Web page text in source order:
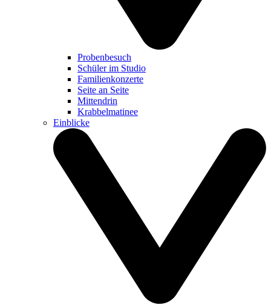
Probenbesuch
Schüler im Studio
Familienkonzerte
Seite an Seite
Mittendrin
Krabbelmatinee
Einblicke